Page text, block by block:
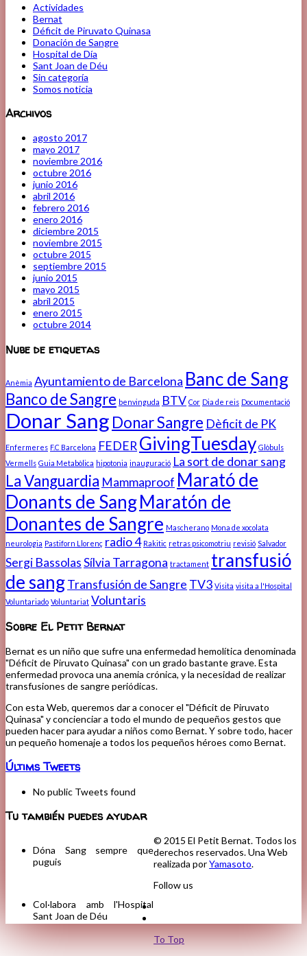
Actividades
Bernat
Déficit de Piruvato Quinasa
Donación de Sangre
Hospital de Día
Sant Joan de Déu
Sin categoría
Somos noticia
Archivos
agosto 2017
mayo 2017
noviembre 2016
octubre 2016
junio 2016
abril 2016
febrero 2016
enero 2016
diciembre 2015
noviembre 2015
octubre 2015
septiembre 2015
junio 2015
mayo 2015
abril 2015
enero 2015
octubre 2014
Nube de etiquetas
Anèmia Ayuntamiento de Barcelona Banc de Sang
Banco de Sangre benvinguda BTV Cor Dia de reis Documentació
Donar Sang Donar Sangre Dèficit de PK
Enfermeres F.C Barcelona FEDER GivingTuesday Glòbuls
Vermells Guia Metabòlica hipotonia inauguració La sort de donar sang
La Vanguardia Mammaproof Marató de
Donants de SangMaratón de
Donantes de Sangre Mascherano Mona de xocolata
neurologia Pastiforn Llorenç radio 4 Rakitic retras psicomotriu revisió Salvador
Sergi BassolasSílvia Tarragona tractament transfusió
de sangTransfusión de Sangre TV3 Visita visita a l'Hospital
Voluntariado Voluntariat Voluntaris
Sobre El Petit Bernat
Bernat es un niño que sufre una enfermedad hemolítica denominada
"Déficit de Piruvato Quinasa" con un grado bastante grave. Esta
enfermedad provoca una anemia crónica, y la necesidad de realizar
transfusiones de sangre periódicas.
Con esta Web, queremos dar a conocer el "Déficit de Piruvato
Quinasa" y concienciar a todo el mundo de pequeños gestos que
pueden hacer para ayudar a niños como Bernat. Y sobre todo, hacer
un pequeño homenaje a todos los pequeños héroes como Bernat.
Últims Tweets
No public Tweets found
Tu también puedes ayudar
Dóna Sang sempre que
puguis
Col·labora amb l'Hospital
Sant Joan de Déu
© 2015 El Petit Bernat. Todos los
derechos reservados. Una Web
realizada porYamasoto.
Follow us
To Top